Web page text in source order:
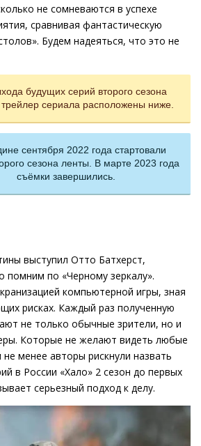
не сомневаются в успехе
сравнивая фантастическую
Будем надеяться, что это не
будущих серий второго сезона
сериала расположены ниже.
сентября 2022 года стартовали
сезона ленты. В марте 2023 года
съёмки завершились.
выступил Отто Батхерст,
помним по «Черному зеркалу».
компьютерной игры, зная
рисках. Каждый раз полученную
не только обычные зрители, но и
Которые не желают видеть любые
менее авторы рискнули назвать
в России «Хало» 2 сезон до первых
серьезный подход к делу.